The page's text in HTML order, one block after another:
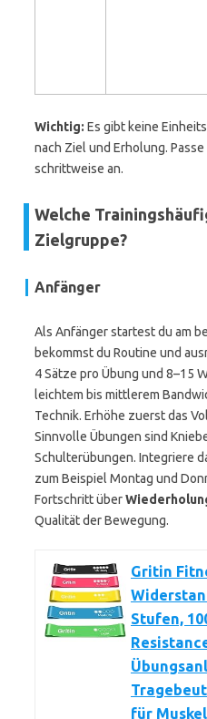
Wichtig: Es gibt keine
nach Ziel und Erholung.
schrittweise an.
Welche
Zielgruppe?
Anfänger
Als Anfänger startest du am
bekommst du Routine und
4 Sätze pro Übung und 8–15
leichtem bis mittlerem
Technik. Erhöhe zuerst das
Sinnvolle Übungen sind
Schulterübungen. Integriere
zum Beispiel Montag und
Fortschritt über
Qualität der Bewegung.
Gritin
Stufen,
für